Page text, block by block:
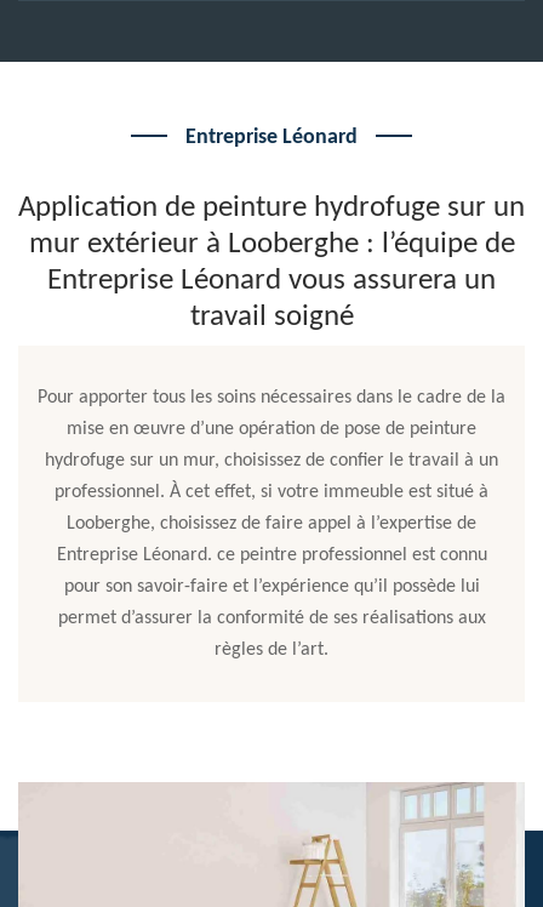
Entreprise Léonard
Application de peinture hydrofuge sur un
mur extérieur à Looberghe : l’équipe de
Entreprise Léonard vous assurera un
travail soigné
Pour apporter tous les soins nécessaires dans le cadre de la
mise en œuvre d’une opération de pose de peinture
hydrofuge sur un mur, choisissez de confier le travail à un
professionnel. À cet effet, si votre immeuble est situé à
Looberghe, choisissez de faire appel à l’expertise de
Entreprise Léonard. ce peintre professionnel est connu
pour son savoir-faire et l’expérience qu’il possède lui
permet d’assurer la conformité de ses réalisations aux
règles de l’art.